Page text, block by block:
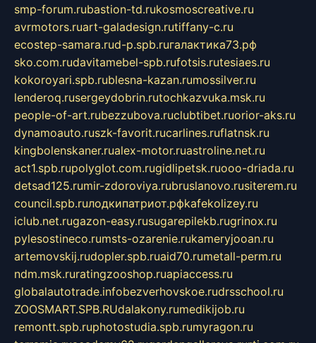
smp-forum.rubastion-td.rukosmoscreative.ru
avrmotors.ruart-galadesign.rutiffany-c.ru
ecostep-samara.rud-p.spb.ruгалактика73.рф
sko.com.rudavitamebel-spb.rufotsis.rutesiaes.ru
kokoroyari.spb.rublesna-kazan.rumossilver.ru
lenderoq.rusergeydobrin.rutochkazvuka.msk.ru
people-of-art.rubezzubova.ruclubtibet.ruorior-aks.ru
dynamoauto.ruszk-favorit.rucarlines.ruflatnsk.ru
kingbolenskaner.rualex-motor.ruastroline.net.ru
act1.spb.rupolyglot.com.rugidlipetsk.ruooo-driada.ru
detsad125.rumir-zdoroviya.rubruslanovo.rusiterem.ru
council.spb.ruлодкипатриот.рфkafekolizey.ru
iclub.net.rugazon-easy.rusugarepilekb.rugrinox.ru
pylesostineco.rumsts-ozarenie.rukameryjooan.ru
artemovskij.rudopler.spb.ruaid70.rumetall-perm.ru
ndm.msk.ruratingzooshop.ruapiaccess.ru
globalautotrade.infobezverhovskoe.rudrsschool.ru
ZOOSMART.SPB.RUdalakony.rumedikijob.ru
remontt.spb.ruphotostudia.spb.rumyragon.ru